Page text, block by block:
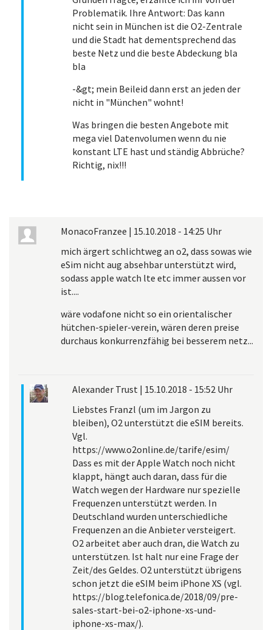
Problematik. Ihre Antwort: Das kann
nicht sein in München ist die O2-Zentrale
und die Stadt hat dementsprechend das
beste Netz und die beste Abdeckung bla
bla
-&gt; mein Beileid dann erst an jeden der
nicht in "München" wohnt!
Was bringen die besten Angebote mit
mega viel Datenvolumen wenn du nie
konstant LTE hast und ständig Abbrüche?
Richtig, nix!!!
MonacoFranzee | 15.10.2018 - 14:25 Uhr
mich ärgert schlichtweg an o2, dass sowas wie
eSim nicht aug absehbar unterstützt wird,
sodass apple watch lte etc immer aussen vor
ist....
wäre vodafone nicht so ein orientalischer
hütchen-spieler-verein, wären deren preise
durchaus konkurrenzfähig bei besserem netz...
Alexander Trust | 15.10.2018 - 15:52 Uhr
Liebstes Franzl (um im Jargon zu
bleiben), O2 unterstützt die eSIM bereits.
Vgl.
https://www.o2online.de/tarife/esim/
Dass es mit der Apple Watch noch nicht
klappt, hängt auch daran, dass für die
Watch wegen der Hardware nur spezielle
Frequenzen unterstützt werden. In
Deutschland wurden unterschiedliche
Frequenzen an die Anbieter versteigert.
O2 arbeitet aber auch dran, die Watch zu
unterstützen. Ist halt nur eine Frage der
Zeit/des Geldes. O2 unterstützt übrigens
schon jetzt die eSIM beim iPhone XS (vgl.
https://blog.telefonica.de/2018/09/pre-
sales-start-bei-o2-iphone-xs-und-
iphone-xs-max/).